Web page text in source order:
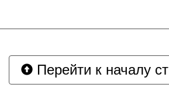
Перейти к началу